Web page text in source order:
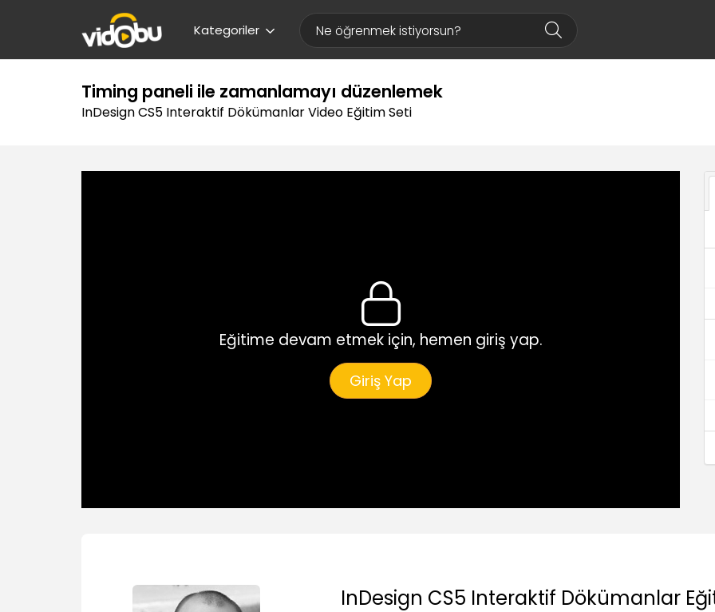
Kategoriler
Timing paneli ile zamanlamayı düzenlemek
InDesign CS5 Interaktif Dökümanlar Video Eğitim Seti
Eğitime devam etmek için, hemen giriş yap.
Giriş Yap
InDesign CS5 Interaktif Dökümanlar